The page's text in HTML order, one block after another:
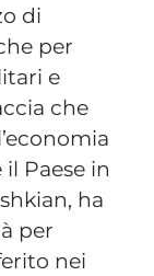
di
per
e
che
Paese in
ha
per
nei